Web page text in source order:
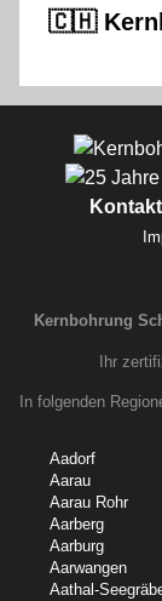
🇨🇭
Kernbohrung
Ihr
In folgenden
Aadorf
Aarau
Aarau Rohr
Aarberg
Aarburg
Aarwangen
Aathal-